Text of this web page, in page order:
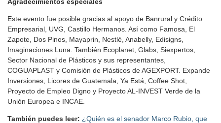
Este evento fue posible gracias al apoyo de Banrural y Crédito
Empresarial, UVG, Castillo Hermanos. Así como Famosa, El
Zapote, Dos Pinos, Mayaprin, Nestlé, Anabelly, Edisigns,
Imaginaciones Luna. También Ecoplanet, Glabs, Siexpertos,
Sector Nacional de Plásticos y sus representantes,
COGUAPLAST y Comisión de Plásticos de AGEXPORT. Expande
Inversiones, Licores de Guatemala, Ya Está, Coffee Shot,
Proyecto de Empleo Digno y Proyecto AL-INVEST Verde de la
Unión Europea e INCAE.
También puedes leer: ¿Quién es el senador Marco Rubio, que